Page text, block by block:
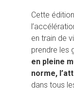
Cette
en train de
prendre les
en pleine
norme,
dans tous